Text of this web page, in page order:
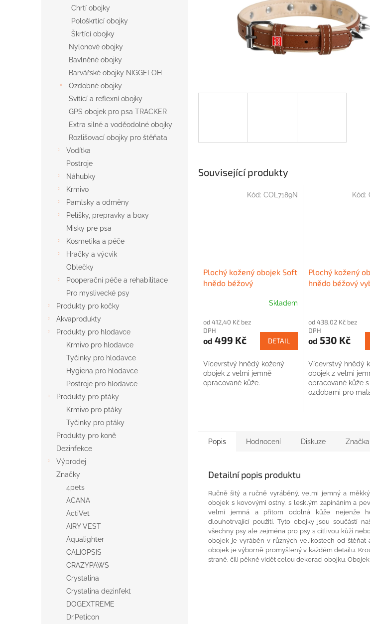
Chrtí obojky
Pološkrtící obojky
Škrtící obojky
Nylonové obojky
Bavlněné obojky
Barvářské obojky NIGGELOH
Ozdobné obojky
Svítící a reflexní obojky
GPS obojek pro psa TRACKER
Extra silné a voděodolné obojky
Rozlišovací obojky pro štěňata
Vodítka
Postroje
Náhubky
Krmivo
Pamlsky a odměny
Pelíšky, prepravky a boxy
Misky pre psa
Kosmetika a péče
Hračky a výcvik
Oblečky
Pooperační péče a rehabilitace
Pro myslivecké psy
Produkty pro kočky
Akvaprodukty
Produkty pro hlodavce
Krmivo pro hlodavce
Tyčinky pro hlodavce
Hygiena pro hlodavce
Postroje pro hlodavce
Produkty pro ptáky
Krmivo pro ptáky
Tyčinky pro ptáky
Produkty pro koně
Dezinfekce
Výprodej
Značky
4pets
ACANA
ActiVet
AIRY VEST
Aqualighter
CALIOPSIS
CRAZYPAWS
Crystalina
Crystalina dezinfekt
DOGEXTREME
Dr.Peticon
Související produkty
Plochý kožený obojek Soft
hnědo béžový
Skladem
od 412,40 Kč bez
DPH
od 499 Kč DETAIL
Vícevrstvý hnědý kožený
obojek z velmi jemně
opracované kůže.
Kód: COL7189N
Plochý kožený
hnědo béžový
od 438,02 Kč bez
DPH
od 530 Kč
Vícevrstvý hnědý
obojek z velmi
opracované kůže
ozdobami pro
Kód:
Popis Hodnocení Diskuze Značka
Detailní popis produktu
Ručně šitý a ručně vyráběný, velmi jemný a měkký
obojek s kovovými ostny, s lesklým zapínáním a
velmi jemná
a přitom odolná kůže nejenže
dlouhotrvající použití. Tyto obojky jsou součástí
všechny psy ale zejména pro psy s citlivou kůží
obojek je vyráběn v různých velikostech od štěňat
obojek je výborně promyšlený v každém detailu.
straně , čili pěkněvidětcelou dekoraci obojku.Obojek